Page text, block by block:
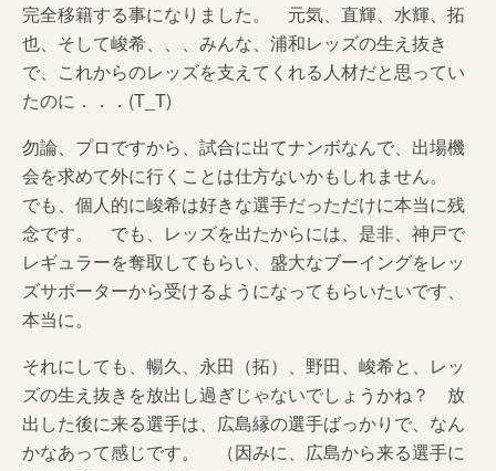
完全移籍する事になりました。 元気、直輝、水輝、拓
也、そして峻希、、、みんな、浦和レッズの生え抜き
で、これからのレッズを支えてくれる人材だと思ってい
たのに．．．(T_T)
勿論、プロですから、試合に出てナンボなんで、出場機
会を求めて外に行くことは仕方ないかもしれません。
でも、個人的に峻希は好きな選手だっただけに本当に残
念です。 でも、レッズを出たからには、是非、神戸で
レギュラーを奪取してもらい、盛大なブーイングをレッ
ズサポーターから受けるようになってもらいたいです、
本当に。
それにしても、暢久、永田（拓）、野田、峻希と、レッ
ズの生え抜きを放出し過ぎじゃないでしょうかね？ 放
出した後に来る選手は、広島縁の選手ばっかりで、なん
かなあって感じです。 （因みに、広島から来る選手に